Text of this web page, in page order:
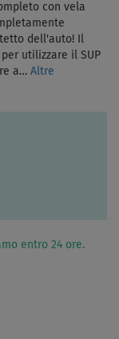
con vela
dell'auto! Il
utilizzare il SUP
a… Altre
entro 24 ore.